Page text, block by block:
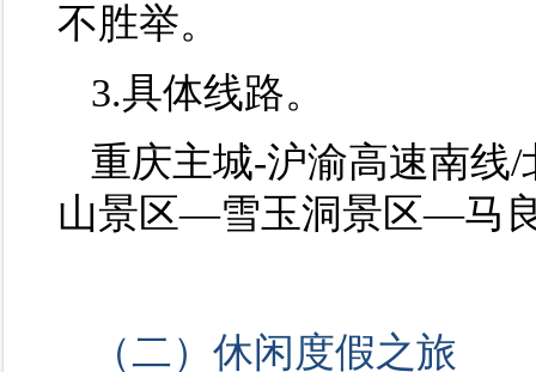
不胜举。
3.具体线路。
重庆主城-沪渝高速南线/
山景区—雪玉洞景区—马
（二）休闲度假之旅